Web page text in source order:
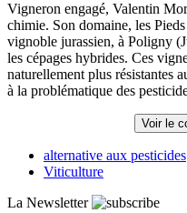
Vigneron engagé, Valentin
chimie. Son domaine, les
vignoble jurassien, à Poligny
les cépages hybrides. Ces
naturellement plus résistantes
à la problématique des
Voir le
alternative aux pesticides
Viticulture
La Newsletter